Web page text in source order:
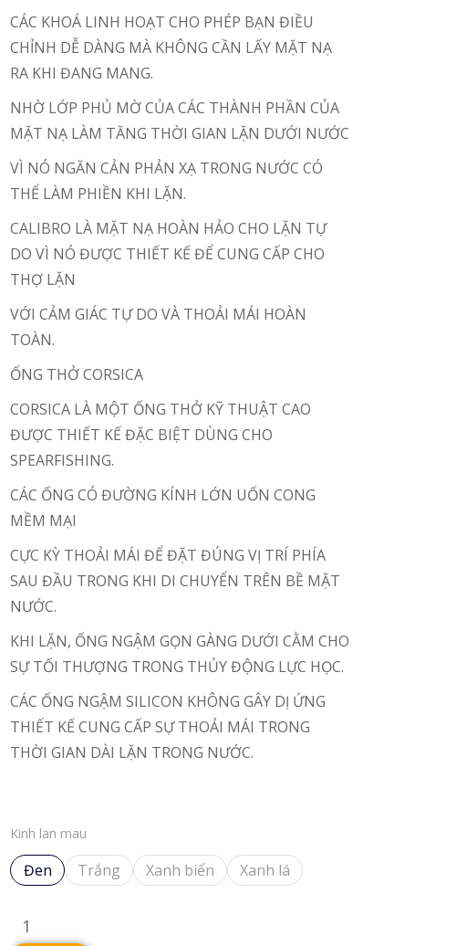
CÁC KHOÁ LINH HOẠT CHO PHÉP BẠN ĐIỀU
CHỈNH DỄ DÀNG MÀ KHÔNG CẦN LẤY MẶT NẠ
RA KHI ĐANG MANG.
NHỜ LỚP PHỦ MỜ CỦA CÁC THÀNH PHẦN CỦA
MẶT NẠ LÀM TĂNG THỜI GIAN LẶN DƯỚI NƯỚC
VÌ NÓ NGĂN CẢN PHẢN XẠ TRONG NƯỚC CÓ
THỂ LÀM PHIỀN KHI LẶN.
CALIBRO LÀ MẶT NẠ HOÀN HẢO CHO LẶN TỰ
DO VÌ NÓ ĐƯỢC THIẾT KẾ ĐỂ CUNG CẤP CHO
THỢ LẶN
VỚI CẢM GIÁC TỰ DO VÀ THOẢI MÁI HOÀN
TOÀN.
ỐNG THỞ CORSICA
CORSICA LÀ MỘT ỐNG THỞ KỸ THUẬT CAO
ĐƯỢC THIẾT KẾ ĐẶC BIỆT DÙNG CHO
SPEARFISHING.
CÁC ỐNG CÓ ĐƯỜNG KÍNH LỚN UỐN CONG
MỀM MẠI
CỰC KỲ THOẢI MÁI ĐỂ ĐẶT ĐÚNG VỊ TRÍ PHÍA
SAU ĐẦU TRONG KHI DI CHUYỂN TRÊN BỀ MẶT
NƯỚC.
KHI LẶN, ỐNG NGẬM GỌN GÀNG DƯỚI CẰM CHO
SỰ TỐI THƯỢNG TRONG THỦY ĐỘNG LỰC HỌC.
CÁC ỐNG NGẬM SILICON KHÔNG GÂY DỊ ỨNG
THIẾT KẾ CUNG CẤP SỰ THOẢI MÁI TRONG
THỜI GIAN DÀI LẶN TRONG NƯỚC.
Kinh lan mau
Đen Trắng Xanh biển Xanh lá